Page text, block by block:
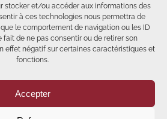
stocker et/ou accéder aux informations des
à ces technologies nous permettra de
le comportement de navigation ou les ID
fait de ne pas consentir ou de retirer son
effet négatif sur certaines caractéristiques et
fonctions.
Accepter